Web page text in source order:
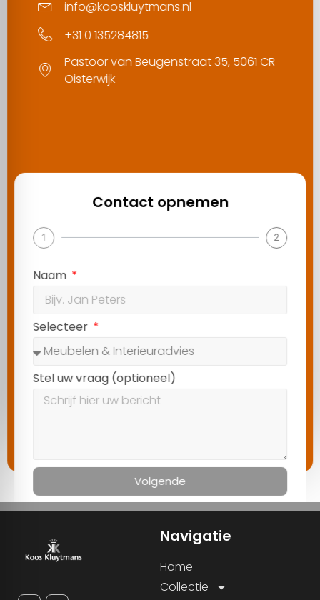
info@kooskluytmans.nl
+31 0 135284815
Pastoor van Beugenstraat 35, 5061 CR
Oisterwijk
Naam
Selecteer
Stel uw vraag (optioneel)
Navigatie
Home
Collectie